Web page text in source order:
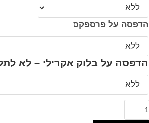
הדפסה על פרספקס
הדפסה על בלוק אקרילי – לא